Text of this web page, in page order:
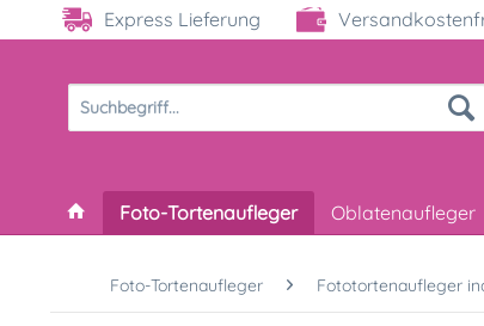
Express Lieferung
Foto-Tortenaufleger Oblatenaufleger
Foto-Tortenaufleger Fototortenaufleger